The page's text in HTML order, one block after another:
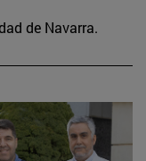
de Navarra.